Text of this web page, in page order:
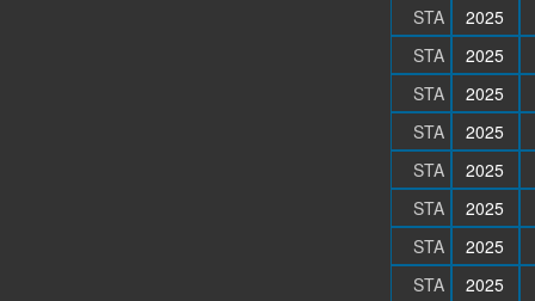
STA
2025
STA
2025
STA
2025
STA
2025
STA
2025
STA
2025
STA
2025
STA
2025